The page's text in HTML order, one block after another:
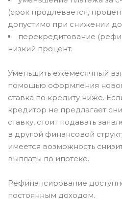
(срок продлевается,
допустимо при снижении
перекредитование
низкий процент.
Уменьшить ежемесячный
помощью оформления
ставка по кредиту ниже.
кредитор не предлагает
ставку, стоит подавать
в другой финансовой
имеется возможность
выплаты по ипотеке.
Рефинансирование
постоянным доходом.